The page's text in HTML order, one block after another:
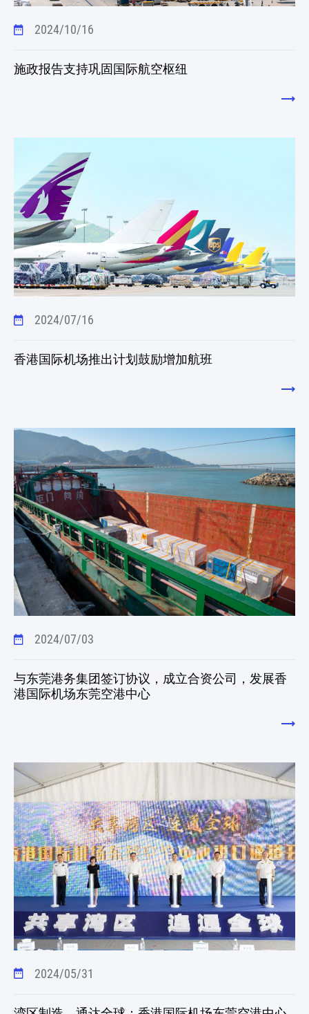
2024/10/16
施政报告支持巩固国际航空枢纽
2024/07/16
香港国际机场推出计划鼓励增加航班
2024/07/03
与东莞港务集团签订协议，成立合资公司，发展香
港国际机场东莞空港中心
2024/05/31